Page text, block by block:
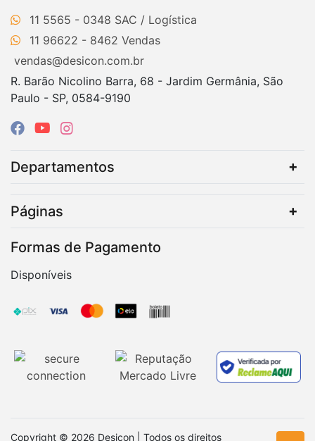
11 5565 - 0348
11 96622 - 8462
vendas@desicon.com.br
R. Barão Nicolino Barra, 68 - Jardim Germânia, São
Paulo - SP, 0584-9190
Departamentos
Páginas
Formas de Pagamento
Disponíveis
Copyright © 2026 Desicon | Todos os direitos